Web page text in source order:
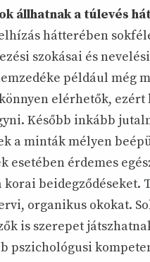
állhatnak a túlevés
hátterében
szokásai és
például még
elérhetők,
Később inkább
a minták mélyen
esetében érdemes
beidegződéseket.
organikus okokat.
is szerepet
pszichológusi